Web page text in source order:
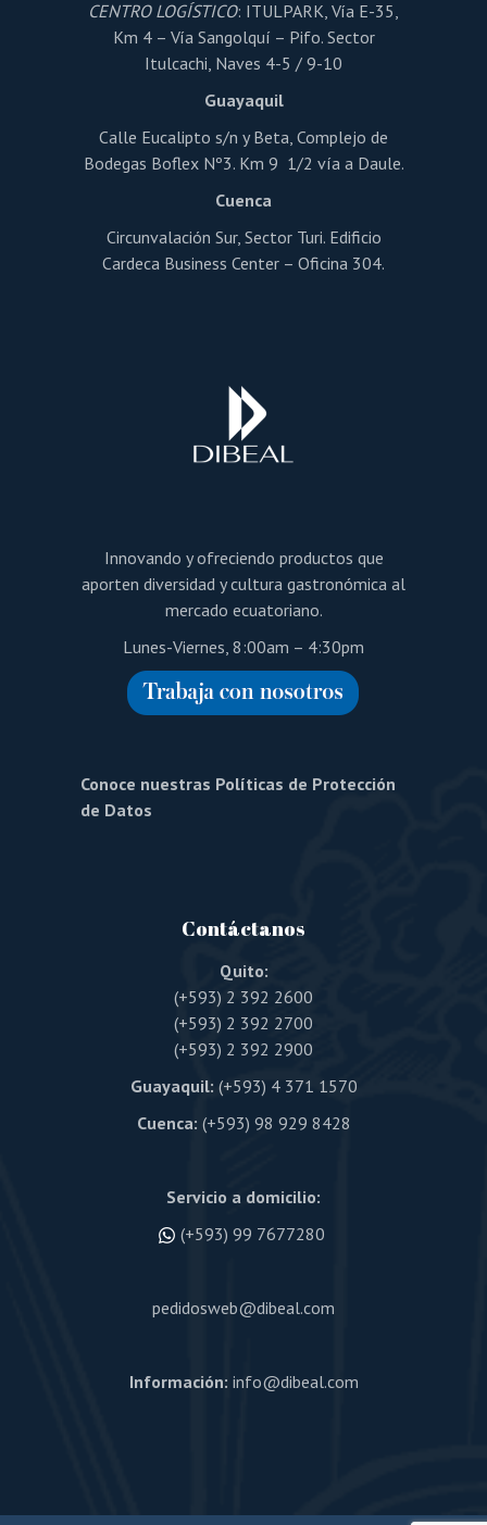
CENTRO LOGÍSTICO: ITULPARK, Vía E-35,
Km 4 – Vía Sangolquí – Pifo. Sector
Itulcachi, Naves 4-5 / 9-10
Guayaquil
Calle Eucalipto s/n y Beta, Complejo de
Bodegas Boflex Nº3. Km 9 1/2 vía a Daule.
Cuenca
Circunvalación Sur, Sector Turi. Edificio
Cardeca Business Center – Oficina 304.
Innovando y ofreciendo productos que
aporten diversidad y cultura gastronómica al
mercado ecuatoriano.
Lunes-Viernes, 8:00am – 4:30pm
Conoce nuestras Políticas de Protección
de Datos
Contáctanos
Quito:
(+593) 2 392 2600
(+593) 2 392 2700
(+593) 2 392 2900
Guayaquil: (+593) 4 371 1570
Cuenca: (+593) 98 929 8428
Servicio a domicilio:
(+593) 99 7677280
pedidosweb@dibeal.com
Información: info@dibeal.com